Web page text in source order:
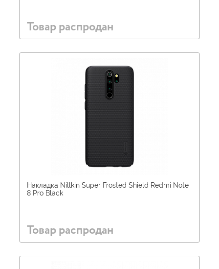
Товар распродан
Накладка Nillkin Super Frosted Shield Redmi Note
8 Pro Black
Товар распродан